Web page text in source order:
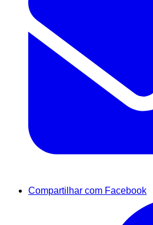
Compartilhar com Facebook